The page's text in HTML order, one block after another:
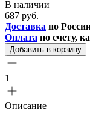
В наличии
687 руб.
Доставка по
Оплата по счету,
Добавить в корзину
1
Описание